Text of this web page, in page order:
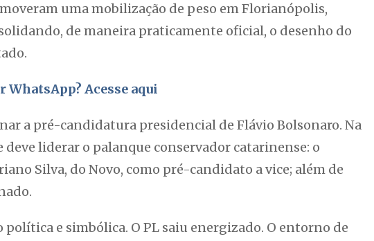
uma mobilização de peso em Florianópolis,
de maneira praticamente oficial, o desenho do
Acesse aqui
a pré-candidatura presidencial de Flávio Bolsonaro. Na
liderar o palanque conservador catarinense: o
Silva, do Novo, como pré-candidato a vice; além de
e simbólica. O PL saiu energizado. O entorno de